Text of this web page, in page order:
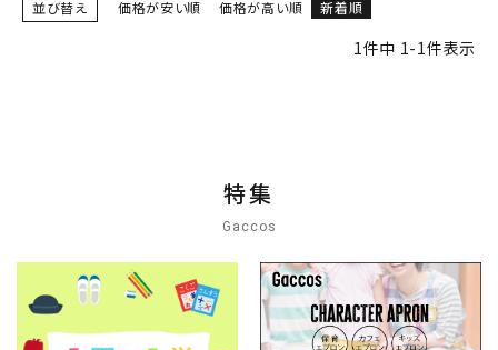
並び替え 価格が安い順 価格が高い順 新着順
1件中 1-1件表示
特集
Gaccos